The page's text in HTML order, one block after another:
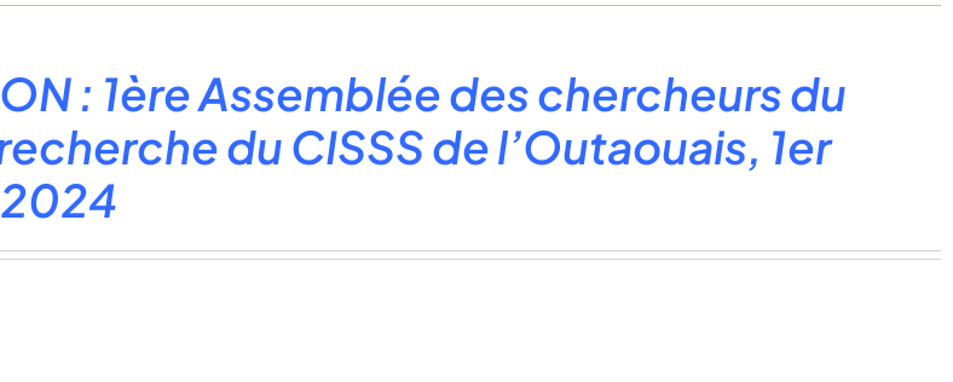
: 1ère Assemblée des chercheurs du
du CISSS de l’Outaouais, 1er